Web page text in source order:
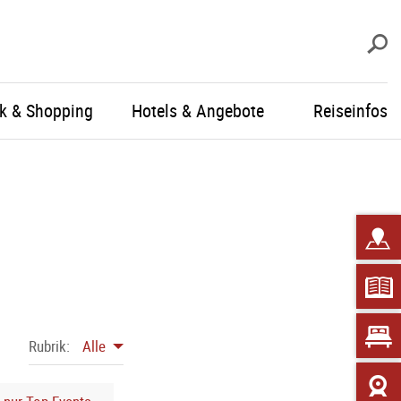
& Shopping Hotels & Angebote Reiseinfos
Rubrik: Alle